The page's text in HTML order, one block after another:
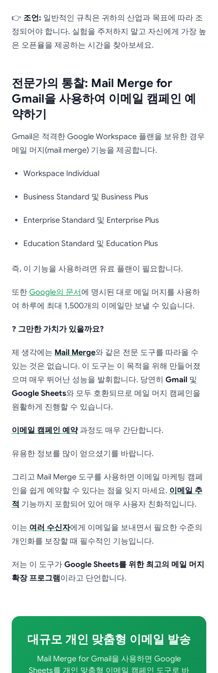
👉 조언: 일반적인 규칙은 귀하의 산업과 목표에 따라 조
정되어야 합니다. 실험을 주저하지 말고 자신에게 가장 높
은 오픈율을 제공하는 시간을 찾아보세요.
전문가의 통찰: Mail Merge for
Gmail을 사용하여 이메일 캠페인 예
약하기
Gmail은 적격한 Google Workspace 플랜을 보유한 경우
메일 머지(mail merge) 기능을 제공합니다.
Workspace Individual
Business Standard 및 Business Plus
Enterprise Standard 및 Enterprise Plus
Education Standard 및 Education Plus
즉, 이 기능을 사용하려면 유료 플랜이 필요합니다.
또한 Google의 문서 에 명시된 대로 메일 머지를 사용하
여 하루에 최대 1,500개의 이메일만 보낼 수 있습니다.
❓ 그만한 가치가 있을까요?
제 생각에는 Mail Merge와 같은 전문 도구를 따라올 수
있는 것은 없습니다. 이 도구는 이 목적을 위해 만들어졌
으며 매우 뛰어난 성능을 발휘합니다. 당연히 Gmail 및
Google Sheets와 모두 호환되므로 메일 머지 캠페인을
원활하게 진행할 수 있습니다.
이메일 캠페인 예약과정도 매우 간단합니다.
유용한 정보를 많이 얻으셨기를 바랍니다.
그리고 Mail Merge 도구를 사용하면 이메일 마케팅 캠페
인을 쉽게 예약할 수 있다는 점을 잊지 마세요. 이메일 추
적 기능까지 포함되어 있어 매우 사용자 친화적입니다.
이는 여러 수신자에게 이메일을 보내면서 필요한 수준의
개인화를 보장할 때 필수적인 기능입니다.
저는 이 도구가 Google Sheets를 위한 최고의 메일 머지
확장 프로그램이라고 단언합니다.
대규모 개인 맞춤형 이메일 발송
Mail Merge for Gmail을 사용하면 Google
Sheets를 개인 맞춤형 이메일 캠페인 도구로 바